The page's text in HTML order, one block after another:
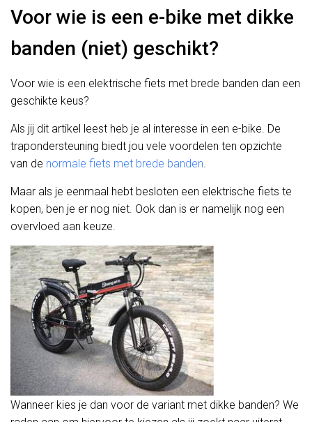
Voor wie is een e-bike met dikke
banden (niet) geschikt?
Voor wie is een elektrische fiets met brede banden dan een
geschikte keus?
Als jij dit artikel leest heb je al interesse in een e-bike. De
trapondersteuning biedt jou vele voordelen ten opzichte
van de normale fiets met brede banden.
Maar als je eenmaal hebt besloten een elektrische fiets te
kopen, ben je er nog niet. Ook dan is er namelijk nog een
overvloed aan keuze.
Wanneer kies je dan voor de variant met dikke banden? We